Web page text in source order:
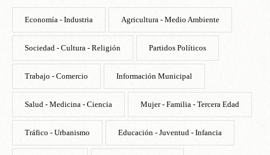
Economía - Industria Agricultura - Medio Ambiente
Sociedad - Cultura - Religión Partidos Políticos
Trabajo - Comercio Información Municipal
Salud - Medicina - Ciencia Mujer - Familia - Tercera Edad
Tráfico - Urbanismo Educación - Juventud - Infancia